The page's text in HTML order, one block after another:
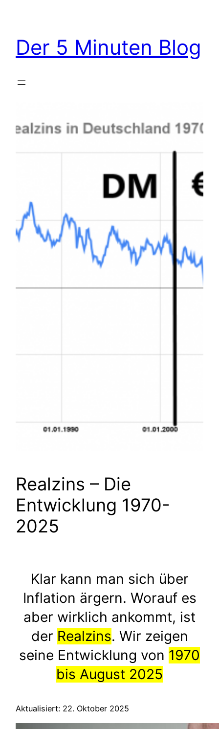
Der 5 Minuten Blog
Realzins – Die
Entwicklung 1970-
2025
Klar kann man sich über
Inflation ärgern. Worauf es
aber wirklich ankommt, ist
der Realzins. Wir zeigen
seine Entwicklung von 1970
bis August 2025
Aktualisiert: 22. Oktober 2025